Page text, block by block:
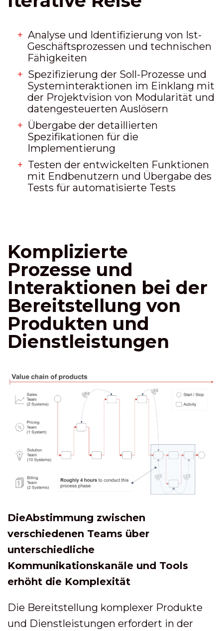
Analyse und Identifizierung von Ist-
Geschäftsprozessen und technischen
Fähigkeiten
Spezifizierung der Soll-Prozesse und
Systeminteraktionen im Einklang mit
der Projektvision von Modularität und
datengesteuerten Auslösern
Übergabe der detaillierten
Spezifikationen für die
Implementierung
Testen der entwickelten Funktionen
mit Endbenutzern und Übergabe des
Tests für automatisierte Tests
Komplizierte
Prozesse und
Interaktionen bei der
Bereitstellung von
Produkten und
Dienstleistungen
DieAbstimmung zwischen
verschiedenen Teams über
unterschiedliche
Kommunikationskanäle und Tools
erhöht die Komplexität
Die Bereitstellung komplexer Produkte
und Dienstleistungen erfordert in der